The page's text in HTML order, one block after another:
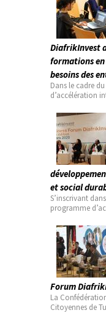
DiafrikInvest
formations
besoins des
Dans le cadre
d’accélération
et social
S’inscrivant
programme
Forum
La
Citoyennes de